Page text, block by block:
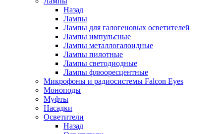
Назад
Лампы
Лампы для галогеновых осветителей
Лампы импульсные
Лампы металлогалоидные
Лампы пилотные
Лампы светодиодные
Лампы флюоресцентные
Микрофоны и радиосистемы Falcon Eyes
Моноподы
Муфты
Насадки
Осветители
Назад